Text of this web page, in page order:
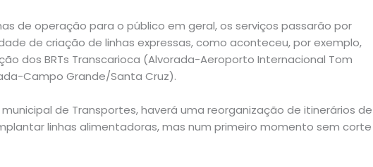
de operação para o público em geral, os serviços passarão por
de criação de linhas expressas, como aconteceu, por exemplo,
dos BRTs Transcarioca (Alvorada-Aeroporto Internacional Tom
Campo Grande/Santa Cruz).
de Transportes, haverá uma reorganização de itinerários de
linhas alimentadoras, mas num primeiro momento sem corte